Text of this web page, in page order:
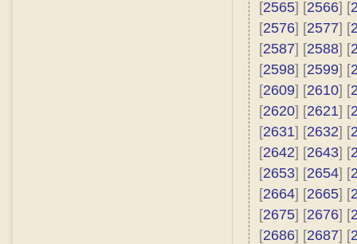
[2565] [2566] [
[2576] [2577] [
[2587] [2588] [
[2598] [2599] [
[2609] [2610] [
[2620] [2621] [
[2631] [2632] [
[2642] [2643] [
[2653] [2654] [
[2664] [2665] [
[2675] [2676] [
[2686] [2687] [